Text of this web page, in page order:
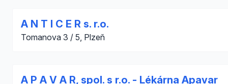
A N T I C E R s. r.o.
Tomanova 3 / 5, Plzeň
A P A V A R, spol. s r.o. - Lékárna Apavar